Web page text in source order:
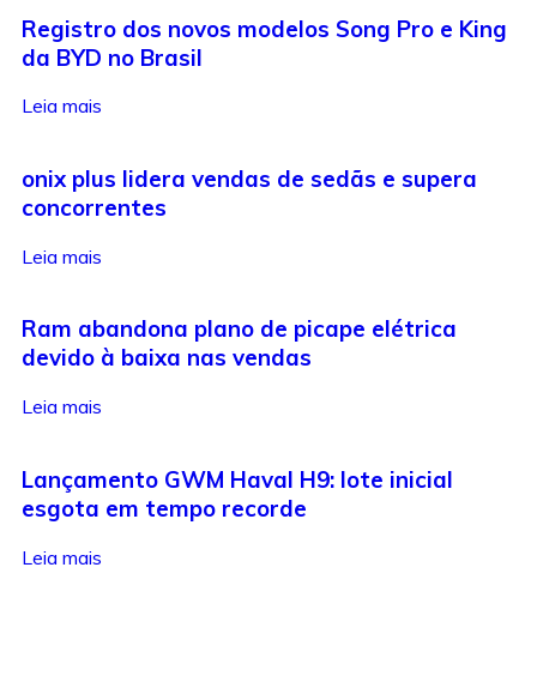
Registro dos novos modelos Song Pro e King
da BYD no Brasil
Leia mais
onix plus lidera vendas de sedãs e supera
concorrentes
Leia mais
Ram abandona plano de picape elétrica
devido à baixa nas vendas
Leia mais
Lançamento GWM Haval H9: lote inicial
esgota em tempo recorde
Leia mais